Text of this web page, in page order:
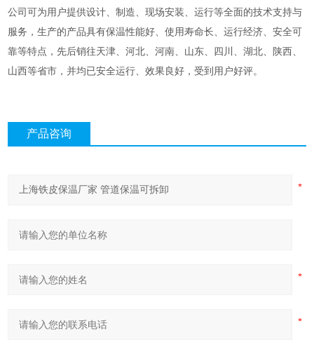
公司可为用户提供设计、制造、现场安装、运行等全面的技术支持与
服务，生产的产品具有保温性能好、使用寿命长、运行经济、安全可
靠等特点，先后销往天津、河北、河南、山东、四川、湖北、陕西、
山西等省市，并均已安全运行、效果良好，受到用户好评。
产品咨询